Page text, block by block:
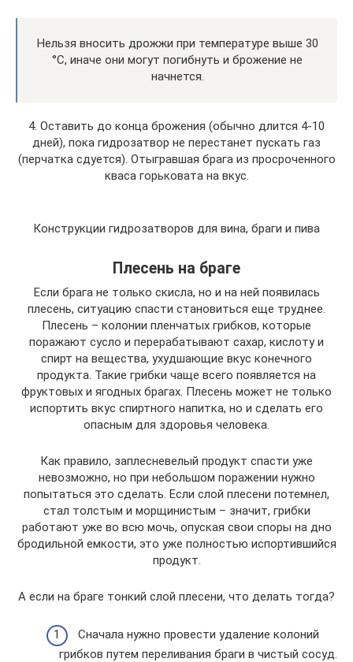
Нельзя вносить дрожжи при температуре выше 30
°C, иначе они могут погибнуть и брожение не
начнется.
4. Оставить до конца брожения (обычно длится 4-10
дней), пока гидрозатвор не перестанет пускать газ
(перчатка сдуется). Отыгравшая брага из просроченного
кваса горьковата на вкус.
Конструкции гидрозатворов для вина, браги и пива
Плесень на браге
Если брага не только скисла, но и на ней появилась
плесень, ситуацию спасти становиться еще труднее.
Плесень – колонии пленчатых грибков, которые
поражают сусло и перерабатывают сахар, кислоту и
спирт на вещества, ухудшающие вкус конечного
продукта. Такие грибки чаще всего появляется на
фруктовых и ягодных брагах. Плесень может не только
испортить вкус спиртного напитка, но и сделать его
опасным для здоровья человека.
Как правило, заплесневелый продукт спасти уже
невозможно, но при небольшом поражении нужно
попытаться это сделать. Если слой плесени потемнел,
стал толстым и морщинистым – значит, грибки
работают уже во всю мочь, опуская свои споры на дно
бродильной емкости, это уже полностью испортившийся
продукт.
А если на браге тонкий слой плесени, что делать тогда?
Сначала нужно провести удаление колоний
грибков путем переливания браги в чистый сосуд.